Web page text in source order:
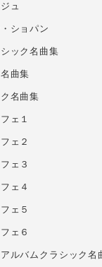
ュ
ショパン
ック名曲集
曲集
名曲集
ェ１
ェ２
ェ３
ェ４
ェ５
ェ６
ルバムクラシック名